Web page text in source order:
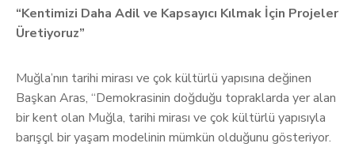
“Kentimizi Daha Adil ve Kapsayıcı Kılmak İçin Projeler
Üretiyoruz”
Muğla’nın tarihi mirası ve çok kültürlü yapısına değinen
Başkan Aras, “Demokrasinin doğduğu topraklarda yer alan
bir kent olan Muğla, tarihi mirası ve çok kültürlü yapısıyla
barışçıl bir yaşam modelinin mümkün olduğunu gösteriyor.